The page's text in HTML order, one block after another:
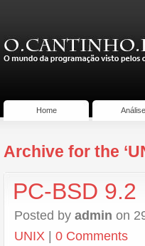
Home
Archive for the
PC-BSD 9.2
Posted by admin on
UNIX | 0 Comments